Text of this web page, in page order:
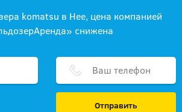
komatsu в Нее, цена компанией
снижена
Отправить